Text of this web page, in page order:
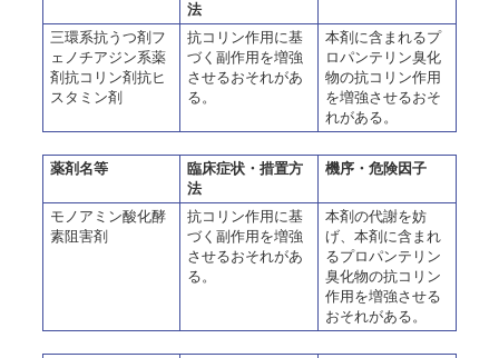
法
三環系抗うつ剤フ
ェノチアジン系薬
剤抗コリン剤抗ヒ
スタミン剤
抗コリン作用に基
づく副作用を増強
させるおそれがあ
る。
本剤に含まれるプ
ロパンテリン臭化
物の抗コリン作用
を増強させるおそ
れがある。
薬剤名等
臨床症状・措置方
法
機序・危険因子
モノアミン酸化酵
素阻害剤
抗コリン作用に基
づく副作用を増強
させるおそれがあ
る。
本剤の代謝を妨
げ、本剤に含まれ
るプロパンテリン
臭化物の抗コリン
作用を増強させる
おそれがある。